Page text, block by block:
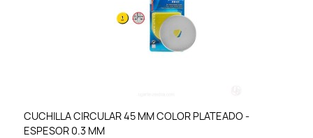
CUCHILLA CIRCULAR 45 MM COLOR PLATEADO -
ESPESOR 0.3 MM